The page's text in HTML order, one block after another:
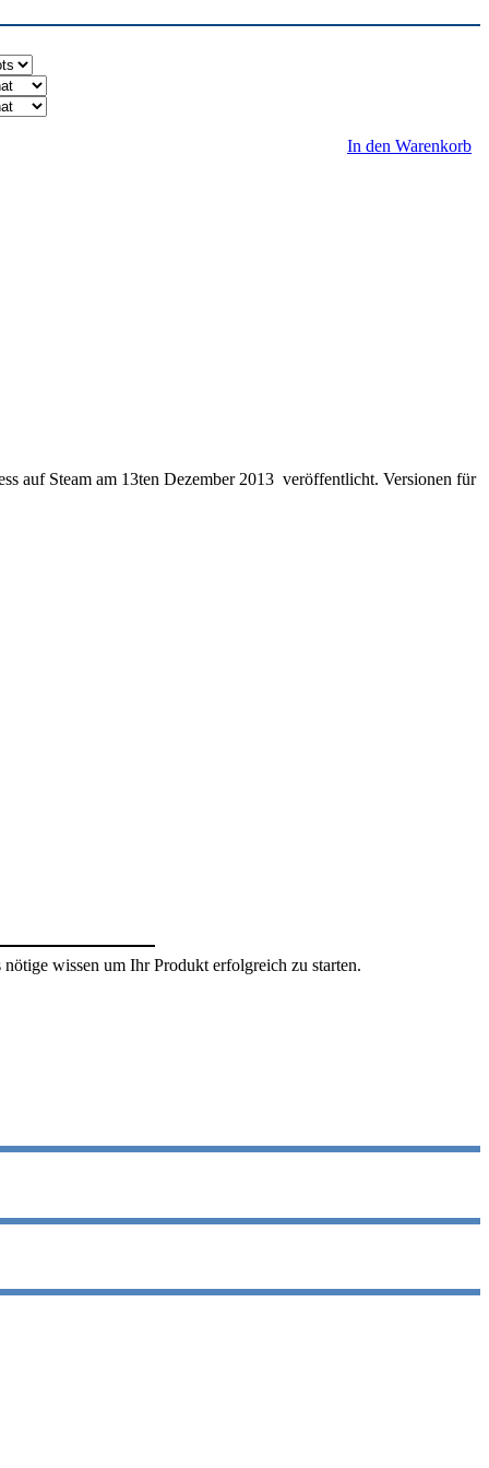
In den Warenkorb
auf Steam am 13ten Dezember 2013 veröffentlicht. Versionen für
wissen um Ihr Produkt erfolgreich zu starten.